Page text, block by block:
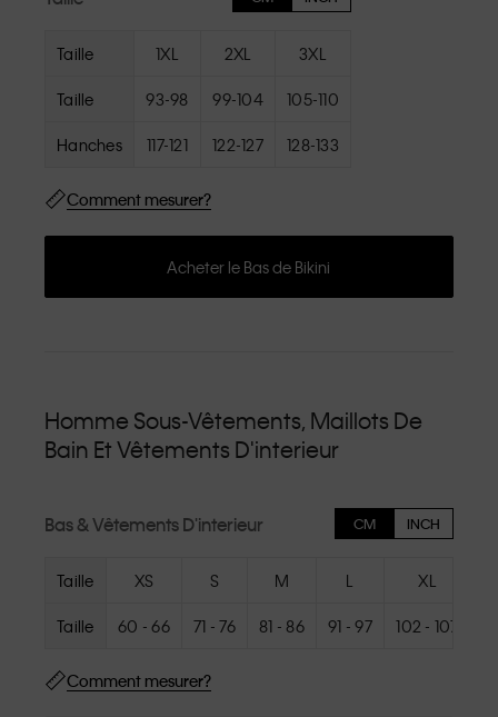
Taille 1XL 2XL 3XL
Taille 93-98 99-104 105-110
Hanches 117-121 122-127 128-133
Comment mesurer?
Acheter le Bas de Bikini
Homme Sous-Vêtements, Maillots De
Bain Et Vêtements D'interieur
Bas & Vêtements D'interieur CM INCH
Taille XS S M L XL
Taille 60 - 66 71 - 76 81 - 86 91 - 97 102 - 107
Comment mesurer?